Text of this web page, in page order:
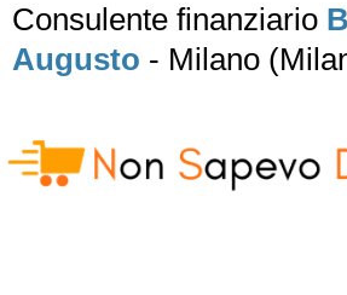
Consulente finanziario
Augusto - Milano